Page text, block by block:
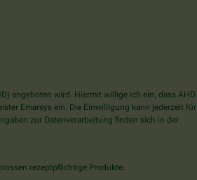
angeboten wird. Hiermit willige ich ein, dass AHD
Emarsys ein. Die Einwilligung kann jederzeit für
zur Datenverarbeitung finden sich in der
rezeptpflichtige Produkte.